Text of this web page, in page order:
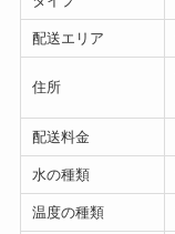
配送エリア
住所
配送料金
水の種類
温度の種類